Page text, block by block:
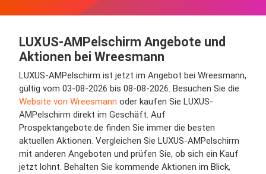
LUXUS-AMPelschirm Angebote und
Aktionen bei Wreesmann
LUXUS-AMPelschirm ist jetzt im Angebot bei Wreesmann,
gültig vom 03-08-2026 bis 08-08-2026. Besuchen Sie die
Website von Wreesmann oder kaufen Sie LUXUS-
AMPelschirm direkt im Geschäft. Auf
Prospektangebote.de finden Sie immer die besten
aktuellen Aktionen. Vergleichen Sie LUXUS-AMPelschirm
mit anderen Angeboten und prüfen Sie, ob sich ein Kauf
jetzt lohnt. Behalten Sie kommende Aktionen im Blick,